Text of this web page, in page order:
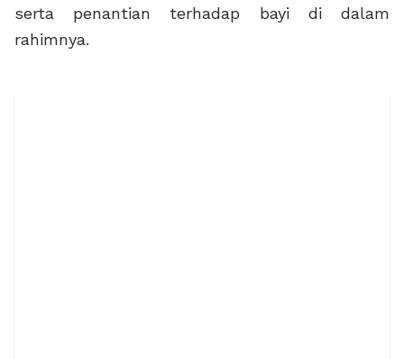
serta penantian terhadap bayi di dalam
rahimnya.